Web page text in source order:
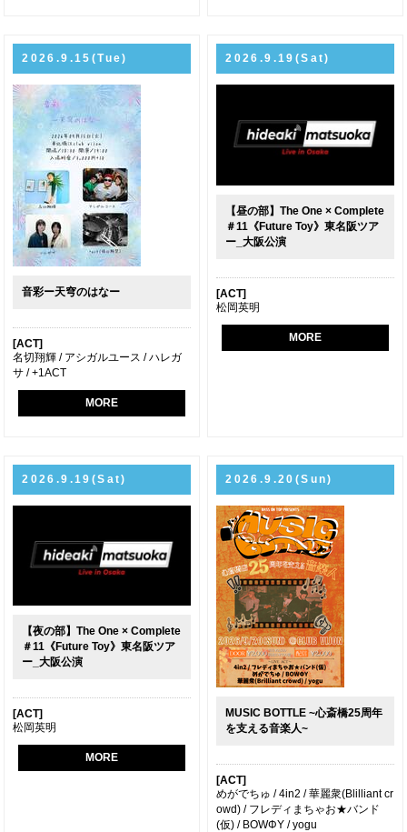
2026.9.15(Tue)
音彩ー天穹のはなー
[ACT]
名切翔輝 / アシガルユース / ハレガ
サ / +1ACT
MORE
2026.9.19(Sat)
【昼の部】The One × Complete
＃11《Future Toy》東名阪ツア
ー_大阪公演
[ACT]
松岡英明
MORE
2026.9.19(Sat)
【夜の部】The One × Complete
＃11《Future Toy》東名阪ツア
ー_大阪公演
[ACT]
松岡英明
MORE
2026.9.20(Sun)
MUSIC BOTTLE ~心斎橋25周年
を支える音楽人~
[ACT]
めがでちゅ / 4in2 / 華麗衆(Blilliant cr
owd) / フレディまちゃお★バンド
(仮) / BOWΦY / yogu